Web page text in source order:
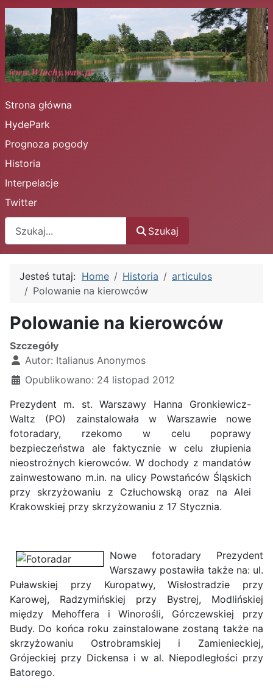
Strona główna
HydePark
Prognoza pogody
Historia
Interpelacje
Twitter
Szukaj
Jesteś tutaj: Home Historia
articulos
Polowanie na kierowców
Polowanie na kierowców
Szczegóły
Autor: Italianus Anonymos
Opublikowano: 24 listopad 2012
Prezydent m. st. Warszawy Hanna Gronkiewicz-
Waltz (PO) zainstalowała w Warszawie nowe
fotoradary, rzekomo w celu poprawy
bezpieczeństwa ale faktycznie w celu złupienia
nieostrożnych kierowców. W dochody z mandatów
zainwestowano m.in. na ulicy Powstańców Śląskich
przy skrzyżowaniu z Człuchowską oraz na Alei
Krakowskiej przy skrzyżowaniu z 17 Stycznia.
Nowe fotoradary Prezydent
Warszawy postawiła także na: ul.
Puławskiej przy Kuropatwy, Wisłostradzie przy
Karowej, Radzymińskiej przy Bystrej, Modlińskiej
między Mehoffera i Winorośli, Górczewskiej przy
Budy. Do końca roku zainstalowane zostaną także na
skrzyżowaniu Ostrobramskiej i Zamienieckiej,
Grójeckiej przy Dickensa i w al. Niepodległości przy
Batorego.